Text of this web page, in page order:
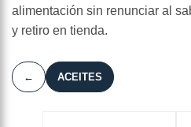
alimentación sin renunciar al
y retiro en tienda.
← ACEITES